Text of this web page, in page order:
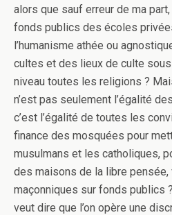
alors que sauf erreur de ma
fonds publics des écoles
l’humanisme athée ou
cultes et des lieux de culte
niveau toutes les religions ?
n’est pas seulement l’égalité
c’est l’égalité de toutes les
finance des mosquées pour
musulmans et les catholiques,
des maisons de la libre
maçonniques sur fonds publics
veut dire que l’on opère une